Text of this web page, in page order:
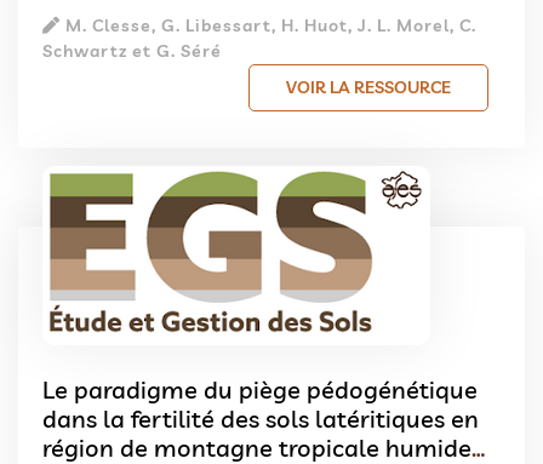
M. Clesse, G. Libessart, H. Huot, J. L. Morel, C.
Schwartz et G. Séré
VOIR LA RESSOURCE
Le paradigme du piège pédogénétique
dans la fertilité des sols latéritiques en
région de montagne tropicale humide